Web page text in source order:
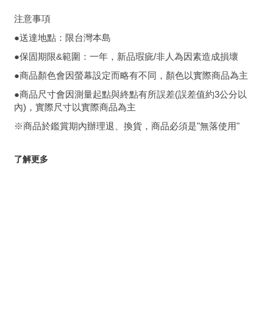
注意事項
●送達地點：限台灣本島
●保固期限&範圍：一年，新品瑕疵/非人為因素造成損壞
●商品顏色會因螢幕設定而略有不同，顏色以實際商品為主
●商品尺寸會因測量起點與終點有所誤差(誤差值約3公分以
內)，實際尺寸以實際商品為主
※商品於鑑賞期內辦理退、換貨，商品必須是"無落使用"
了解更多